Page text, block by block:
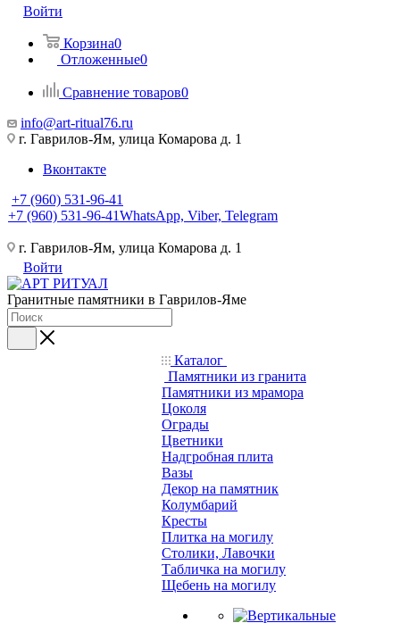
Войти
Корзина0
Отложенные0
Сравнение товаров0
info@art-ritual76.ru
г. Гаврилов-Ям, улица Комарова д. 1
Вконтакте
+7 (960) 531-96-41
+7 (960) 531-96-41WhatsApp, Viber, Telegram
г. Гаврилов-Ям, улица Комарова д. 1
Войти
Гранитные памятники в Гаврилов-Яме
Каталог
Памятники из гранита
Памятники из мрамора
Цоколя
Ограды
Цветники
Надгробная плита
Вазы
Декор на памятник
Колумбарий
Кресты
Плитка на могилу
Столики, Лавочки
Табличка на могилу
Щебень на могилу